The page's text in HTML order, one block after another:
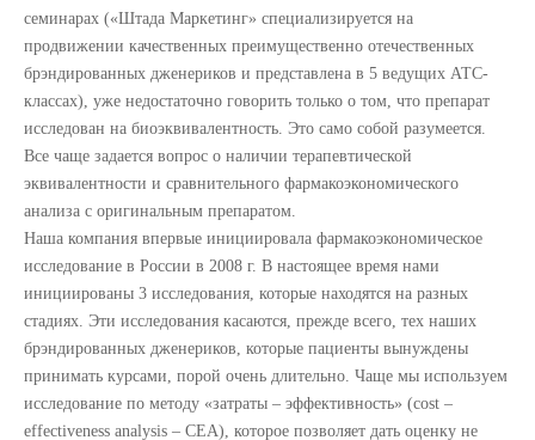
семинарах («Штада Маркетинг» специализируется на
продвижении качественных преимущественно отечественных
брэндированных дженериков и представлена в 5 ведущих АТС-
классах), уже недостаточно говорить только о том, что препарат
исследован на биоэквивалентность. Это само собой разумеется.
Все чаще задается вопрос о наличии терапевтической
эквивалентности и сравнительного фармакоэкономического
анализа с оригинальным препаратом.
Наша компания впервые инициировала фармакоэкономическое
исследование в России в 2008 г. В настоящее время нами
инициированы 3 исследования, которые находятся на разных
стадиях. Эти исследования касаются, прежде всего, тех наших
брэндированных дженериков, которые пациенты вынуждены
принимать курсами, порой очень длительно. Чаще мы используем
исследование по методу «затраты – эффективность» (cost –
effectiveness analysis – CEA), которое позволяет дать оценку не